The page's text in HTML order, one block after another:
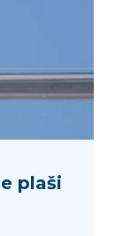
plaši